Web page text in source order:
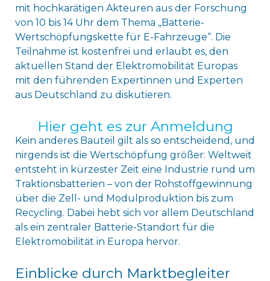
mit hochkarätigen Akteuren aus der Forschung
von 10 bis 14 Uhr dem Thema „Batterie-
Wertschöpfungskette für E-Fahrzeuge“. Die
Teilnahme ist kostenfrei und erlaubt es, den
aktuellen Stand der Elektromobilität Europas
mit den führenden Expertinnen und Experten
aus Deutschland zu diskutieren.
Hier geht es zur Anmeldung
Kein anderes Bauteil gilt als so entscheidend, und
nirgends ist die Wertschöpfung größer: Weltweit
entsteht in kürzester Zeit eine Industrie rund um
Traktionsbatterien – von der Rohstoffgewinnung
über die Zell- und Modulproduktion bis zum
Recycling. Dabei hebt sich vor allem Deutschland
als ein zentraler Batterie-Standort für die
Elektromobilität in Europa hervor.
Einblicke durch Marktbegleiter